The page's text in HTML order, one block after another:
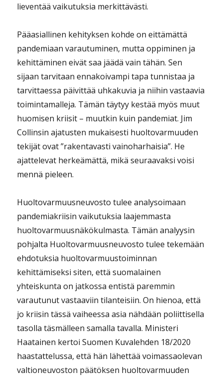
lieventää vaikutuksia merkittävästi.
Pääasiallinen kehityksen kohde on eittämättä
pandemiaan varautuminen, mutta oppiminen ja
kehittäminen eivät saa jäädä vain tähän. Sen
sijaan tarvitaan ennakoivampi tapa tunnistaa ja
tarvittaessa päivittää uhkakuvia ja niihin vastaavia
toimintamalleja. Tämän täytyy kestää myös muut
huomisen kriisit – muutkin kuin pandemiat. Jim
Collinsin ajatusten mukaisesti huoltovarmuuden
tekijät ovat ”rakentavasti vainoharhaisia”. He
ajattelevat herkeämättä, mikä seuraavaksi voisi
mennä pieleen.
Huoltovarmuusneuvosto tulee analysoimaan
pandemiakriisin vaikutuksia laajemmasta
huoltovarmuusnäkökulmasta. Tämän analyysin
pohjalta Huoltovarmuusneuvosto tulee tekemään
ehdotuksia huoltovarmuustoiminnan
kehittämiseksi siten, että suomalainen
yhteiskunta on jatkossa entistä paremmin
varautunut vastaaviin tilanteisiin. On hienoa, että
jo kriisin tässä vaiheessa asia nähdään poliittisella
tasolla täsmälleen samalla tavalla. Ministeri
Haatainen kertoi Suomen Kuvalehden 18/2020
haastattelussa, että hän lähettää voimassaolevan
valtioneuvoston päätöksen huoltovarmuuden